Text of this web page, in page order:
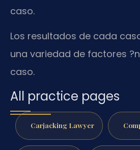
caso.
Los resultados de cada
una variedad de factores
caso.
All practice pages
Carjacking Lawyer